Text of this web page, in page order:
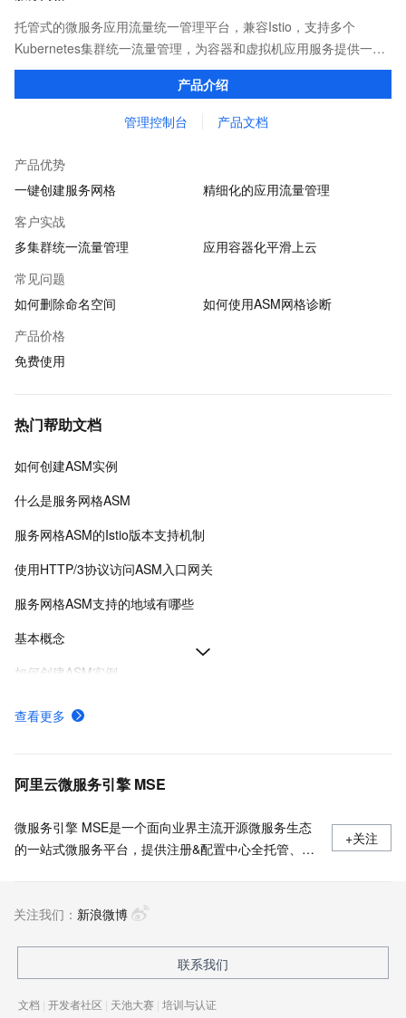
托管式的微服务应用流量统一管理平台，兼容Istio，支持多个
Kubernetes集群统一流量管理，为容器和虚拟机应用服务提供一致
性的通信控制。
产品介绍
管理控制台 产品文档
产品优势
一键创建服务网格
精细化的应用流量管理
客户实战
多集群统一流量管理
应用容器化平滑上云
常见问题
如何删除命名空间
如何使用ASM网格诊断
产品价格
免费使用
热门帮助文档
如何创建ASM实例
什么是服务网格ASM
服务网格ASM的Istio版本支持机制
使用HTTP/3协议访问ASM入口网关
服务网格ASM支持的地域有哪些
基本概念
如何创建ASM实例
如何选择适合您的数据面模式
功能特性
查看更多
阿里云微服务引擎 MSE
微服务引擎 MSE是一个面向业界主流开源微服务生态
的一站式微服务平台，提供注册&配置中心全托管、云
+关注
关注我们： 新浪微博
联系我们
文档 | 开发者社区 | 天池大赛 | 培训与认证